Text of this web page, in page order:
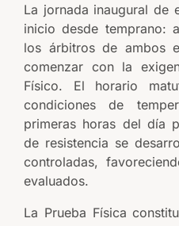
La jornada inaugural de
inicio desde temprano:
los árbitros de ambos
comenzar con la
Físico. El horario
condiciones de
primeras horas del día
de resistencia se
controladas,
evaluados.
La Prueba Física